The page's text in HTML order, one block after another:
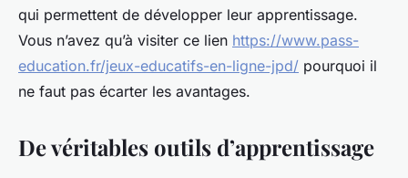
qui permettent de développer leur apprentissage.
Vous n’avez qu’à visiter ce lien https://www.pass-
education.fr/jeux-educatifs-en-ligne-jpd/ pourquoi il
ne faut pas écarter les avantages.
De véritables outils d’apprentissage